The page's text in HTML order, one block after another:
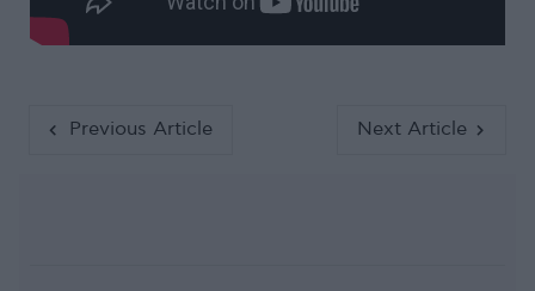
Previous Article Next Article